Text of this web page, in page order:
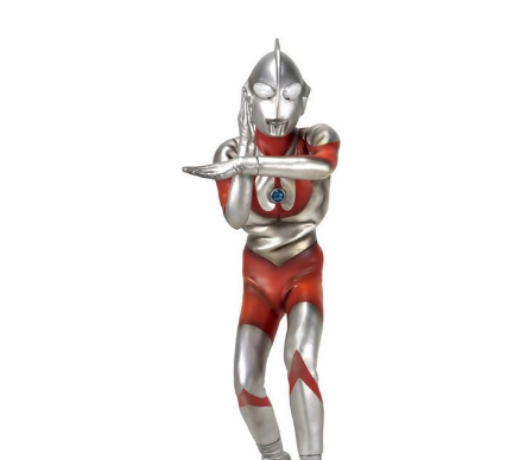
1.分期款項不併入電信帳單，「大哥付你分期」於每月結算日後寄送繳費提
2.透過簡訊連結打開帳單後，可選擇「超商條碼／台灣大直營門市／銀行轉
帳／街口支付／iPASS MONEY」等通路繳費。
1.本服務係由「台灣大哥大股份有限公司」（以下簡稱本公司）所提供，讓
用戶於交易時，得透過本服務購買商品或服務，並由商店將買賣／分期付款
買賣價金債權讓與本公司後，依約使用本公司帳單繳交帳款。
2.基於同意付款使用「大哥付你分期」之契約關係目的，商店將以您的個人
資料（包含姓名、電話或地址）提供予台灣大哥大進項蒐集、處理及利用，
由本公司與您本人進行分期帳單所需資料之確認、核對及更正。
3.完整用戶服務條款，請詳閱以下連結：https://oppay.tw/userRule
每筆NT$160，滿NT$3,000(含以上)免運費
東海門市自取，需自備購物袋取貨唷。